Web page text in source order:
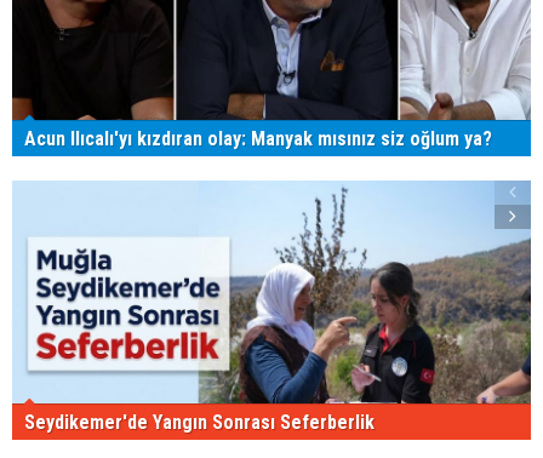
Acun Ilıcalı'yı kızdıran olay: Manyak mısınız siz oğlum ya?
Seydikemer'de Yangın Sonrası Seferberlik